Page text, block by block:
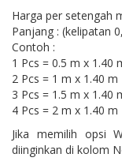
Harga per setengah
Panjang : (kelipatan
Contoh :
1 Pcs = 0.5 m x 1.40
2 Pcs = 1 m x 1.40 m
3 Pcs = 1.5 m x 1.40
4 Pcs = 2 m x 1.40 m
Jika memilih opsi
diinginkan di kolom